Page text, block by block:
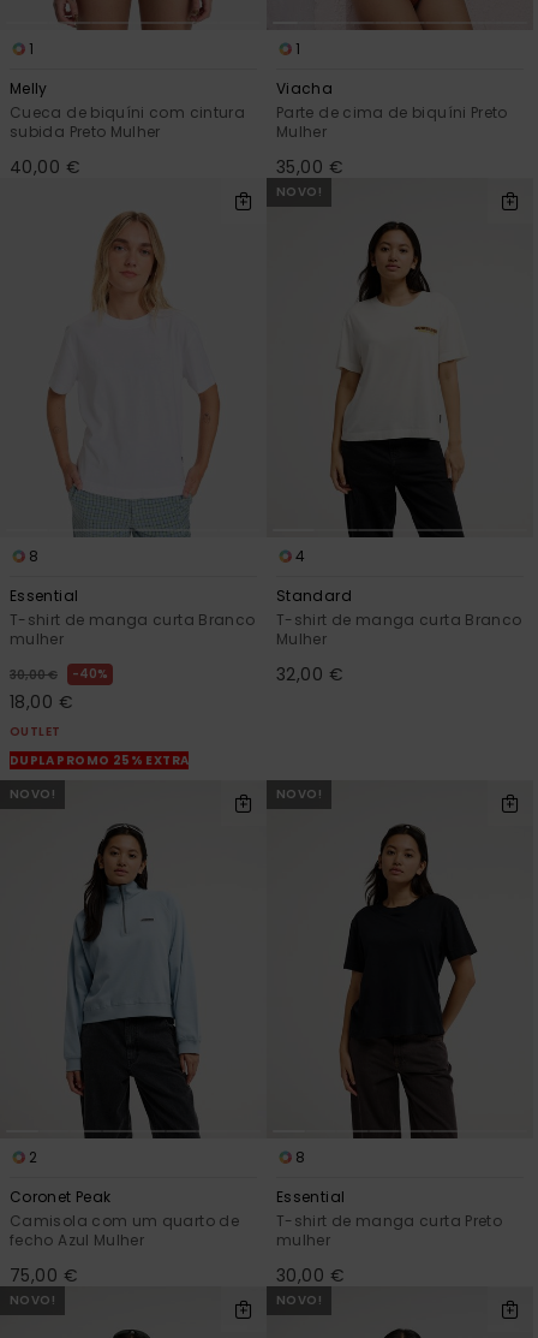
1
Melly
Cueca de biquíni com cintura
subida Preto Mulher
40,00 €
1
Viacha
Parte de cima de biquíni Preto
Mulher
35,00 €
8
Essential
T-shirt de manga curta Branco
mulher
30,00 € 40%
18,00 €
OUTLET
DUPLA PROMO 25% EXTRA
NOVO!
4
Standard
T-shirt de manga curta Branco
Mulher
32,00 €
NOVO!
2
Coronet Peak
Camisola com um quarto de
fecho Azul Mulher
75,00 €
NOVO!
8
Essential
T-shirt de manga curta Preto
mulher
30,00 €
NOVO! NOVO!